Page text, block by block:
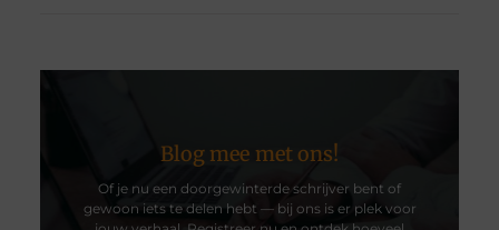
Blog mee met ons!
Of je nu een doorgewinterde schrijver bent of
gewoon iets te delen hebt — bij ons is er plek voor